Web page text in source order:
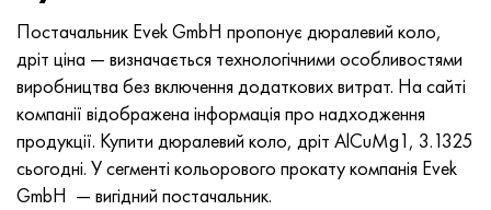
Постачальник Evek GmbH пропонує дюралевий коло,
дріт ціна — визначається технологічними особливостями
виробництва без включення додаткових витрат. На сайті
компанії відображена інформація про надходження
продукції. Купити дюралевий коло, дріт AlCuMg1, 3.1325
сьогодні. У сегменті кольорового прокату компанія Evek
GmbH — вигідний постачальник.